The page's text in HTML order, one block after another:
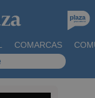
COMARCAS